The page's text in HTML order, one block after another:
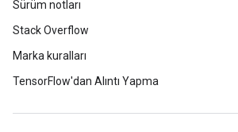
Sürüm notları
Stack Overflow
Marka kuralları
TensorFlow'dan Alıntı Yapma